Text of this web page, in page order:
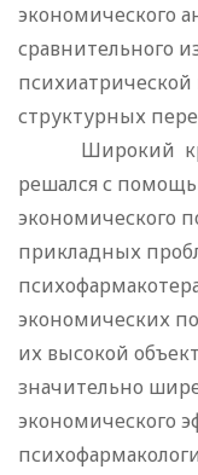
экономического
сравнительного
структурных
Широкий
решался с
экономического
прикладных
экономических
их высокой
значительно
экономического